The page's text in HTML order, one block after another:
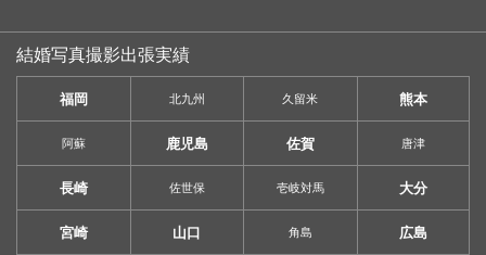
結婚写真撮影出張実績
福岡 北九州 久留米 熊本
阿蘇 鹿児島 佐賀 唐津
長崎 佐世保 壱岐対馬 大分
宮崎 山口 角島 広島